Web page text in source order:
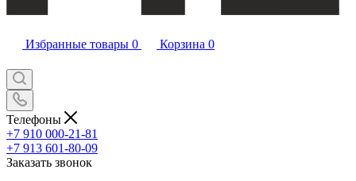
Избранные товары 0 Корзина 0
Телефоны
+7 910 000-21-81
+7 913 601-80-09
Заказать звонок